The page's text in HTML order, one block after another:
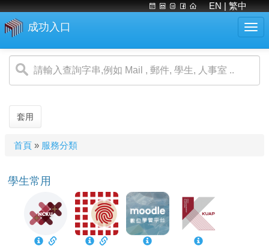
EN | 繁中
成功入口
套用
您
這
首頁 » 服務分類
學生常用